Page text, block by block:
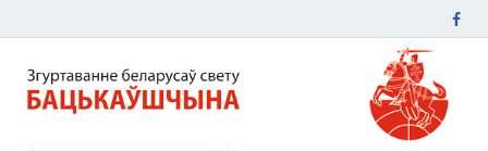
ЗБС "Бацькаўшчына"